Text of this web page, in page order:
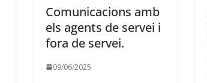
Comunicacions amb
els agents de servei i
fora de servei.
09/06/2025